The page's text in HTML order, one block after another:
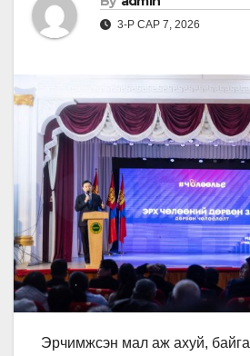
3-Р САР 7, 2026
Эрчимжсэн мал аж ахуй,